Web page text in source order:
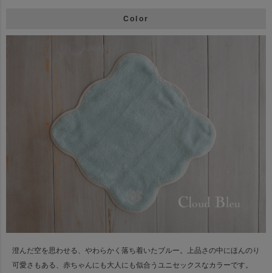
Color
澄んだ空を思わせる、やわらかく落ち着いたブルー。
上品さの中にほんのり
可愛さもある、赤ちゃんにも大人にも似合うユニセックスなカラーです。